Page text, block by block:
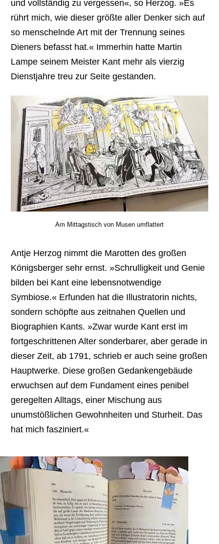
und vollständig zu vergessen«, so Herzog. »Es
rührt mich, wie dieser größte aller Denker sich auf
so menschelnde Art mit der Trennung seines
Dieners befasst hat.« Immerhin hatte Martin
Lampe seinem Meister Kant mehr als vierzig
Dienstjahre treu zur Seite gestanden.
Am Mittagstisch von Musen umflattert
Antje Herzog nimmt die Marotten des großen
Königsberger sehr ernst. »Schrulligkeit und Genie
bilden bei Kant eine lebensnotwendige
Symbiose.« Erfunden hat die Illustratorin nichts,
sondern schöpfte aus zeitnahen Quellen und
Biographien Kants. »Zwar wurde Kant erst im
fortgeschrittenen Alter sonderbarer, aber gerade in
dieser Zeit, ab 1791, schrieb er auch seine großen
Hauptwerke. Diese großen Gedankengebäude
erwuchsen auf dem Fundament eines penibel
geregelten Alltags, einer Mischung aus
unumstößlichen Gewohnheiten und Sturheit. Das
hat mich fasziniert.«